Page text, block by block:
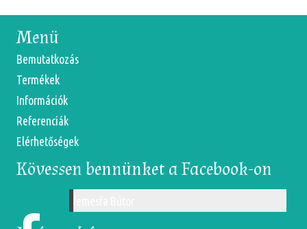
Menü
Bemutatkozás
Termékek
Információk
Referenciák
Elérhetőségek
Kövessen bennünket a Facebook-on